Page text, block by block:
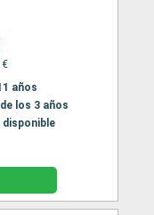
€
años
los 3 años
disponible